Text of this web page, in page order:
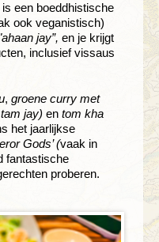
is een boeddhistische
ook veganistisch)
jay”, en je krijgt
inclusief vissaus
, groene curry met
jay) en tom kha
het jaarlijkse
Gods’ (vaak in
fantastische
proberen.